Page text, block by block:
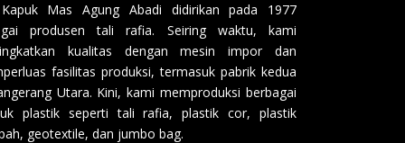
Mas Agung Abadi didirikan pada 1977
produsen tali rafia. Seiring waktu, kami
kualitas dengan mesin impor dan
fasilitas produksi, termasuk pabrik kedua
Utara. Kini, kami memproduksi berbagai
plastik seperti tali rafia, plastik cor, plastik
geotextile, dan jumbo bag.